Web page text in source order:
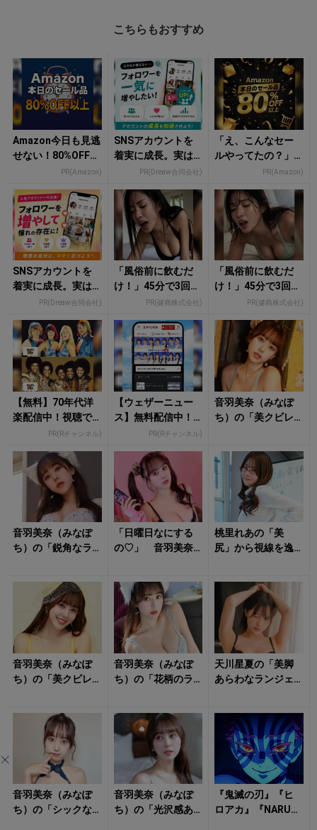
こちらもおすすめ
Amazon今日も見逃
せない！80%OFF以
上が続々登場PR(Amazon)
SNSアカウントを
着実に成長。実は
みんなココ使って
PR(Dreaw合同会社)
「え、こんなセー
ルやってたの？」8
0％OFF以上が続々
気が...
PR(Amazon)
SNSアカウントを
着実に成長。実は
みんなココ使って
PR(Dreaw合同会社)
「風俗前に飲むだ
け！」45分で3回戦
も余裕！980円で朝
PR(健商株式会社)
「風俗前に飲むだ
け！」45分で3回戦
も余裕！1日31円で
PR(健商株式会社)
【無料】70年代洋
楽配信中！視聴で
楽天ポイント貯ま
PR(Rチャンネル)
【ウェザーニュー
ス】無料配信中！R
チャンネルなら登
PR(Rチャンネル)
音羽美奈（みなぽ
ち）の「美クビレ
中！
音羽美奈（みなぽ
ち）の「鋭角なラ
「日曜日なにする
の♡」 音羽美奈
撃ち抜かれる！
桃里れあの「美
尻」から視線を逸
音羽美奈（みなぽ
ち）の「美クビレ
音羽美奈（みなぽ
ち）の「花柄のラ
天川星夏の「美脚
あらわなランジェ
音羽美奈（みなぽ
ち）の「シックな
音羽美奈（みなぽ
ち）の「光沢感あ
『鬼滅の刃』『ヒ
ロアカ』『NARUT